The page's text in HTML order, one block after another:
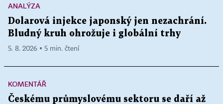
ANALÝZA
Dolarová injekce japonský jen nezachrání.
Bludný kruh ohrožuje i globální trhy
5. 8. 2026 ▪ 5 min. čtení
KOMENTÁŘ
Českému průmyslovému sektoru se daří až